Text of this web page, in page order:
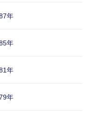
年
年
年
年